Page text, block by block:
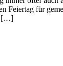
Feiertag für
[…]